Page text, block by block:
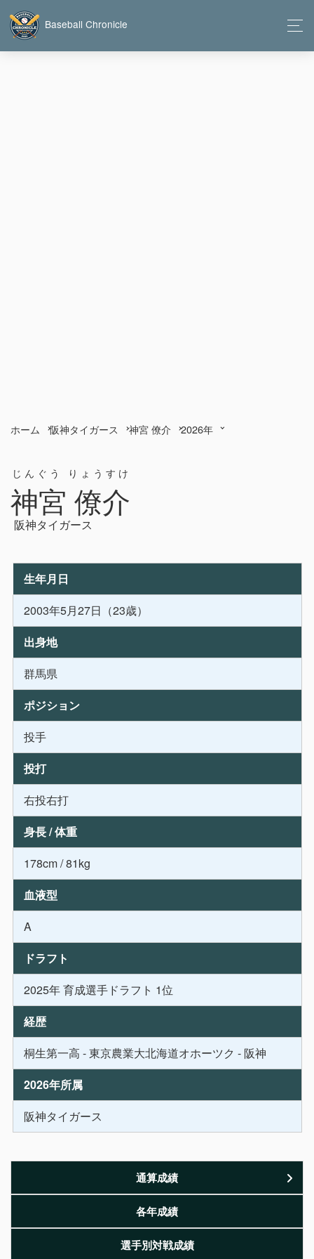
Baseball Chronicle
ホーム 阪神タイガース 神宮 僚介 2026年
神宮 僚介
じんぐう りょうすけ
阪神タイガース
生年月日
2003年5月27日（23歳）
出身地
群馬県
ポジション
投手
投打
右投右打
身長 / 体重
178cm / 81kg
血液型
A
ドラフト
2025年 育成選手ドラフト 1位
経歴
桐生第一高 - 東京農業大北海道オホーツク - 阪神
2026年所属
阪神タイガース
通算成績
各年成績
選手別対戦成績